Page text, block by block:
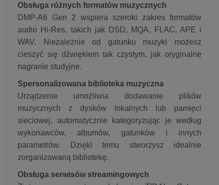
Obsługa różnych formatów muzycznych
DMP-A6 Gen 2 wspiera szeroki zakres formatów
audio Hi-Res, takich jak DSD, MQA, FLAC, APE i
WAV. Niezależnie od gatunku muzyki możesz
cieszyć się dźwiękiem tak czystym, jak oryginalne
nagranie studyjne.
Spersonalizowana biblioteka muzyczna
Urządzenie umożliwia dodawanie plików
muzycznych z dysków lokalnych lub pamięci
sieciowej, automatycznie kategoryzując je według
wykonawców, albumów, gatunków i innych
parametrów. Dzięki temu stworzysz idealnie
zorganizowaną bibliotekę.
Obsługa serwisów streamingowych